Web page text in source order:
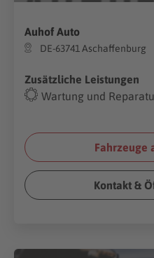
Auhof Auto
DE-63741 Aschaffenburg
Zusätzliche Leistungen
Wartung und
Fahrzeuge
Kontakt &